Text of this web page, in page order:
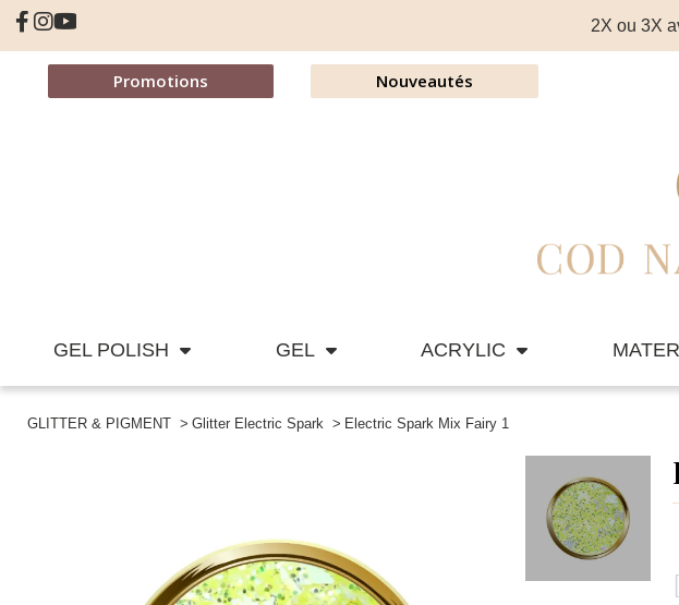
2X ou 3X
Promotions Nouveautés
GEL POLISH GEL ACRYLIC
GLITTER & PIGMENT Glitter Electric Spark Electric Spark Mix Fairy 1